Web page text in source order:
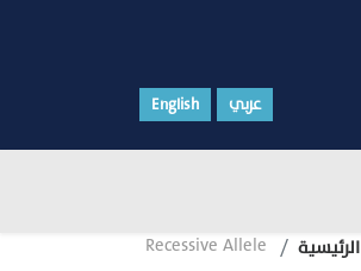
English عربي
Recessive Allele الرئيسية